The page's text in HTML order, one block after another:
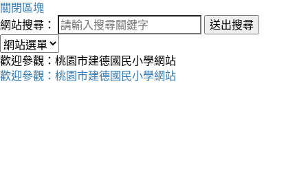
關閉區塊
網站搜尋：
送出搜尋
歡迎參觀：桃園市建德國民小學網站
歡迎參觀：桃園市建德國民小學網站